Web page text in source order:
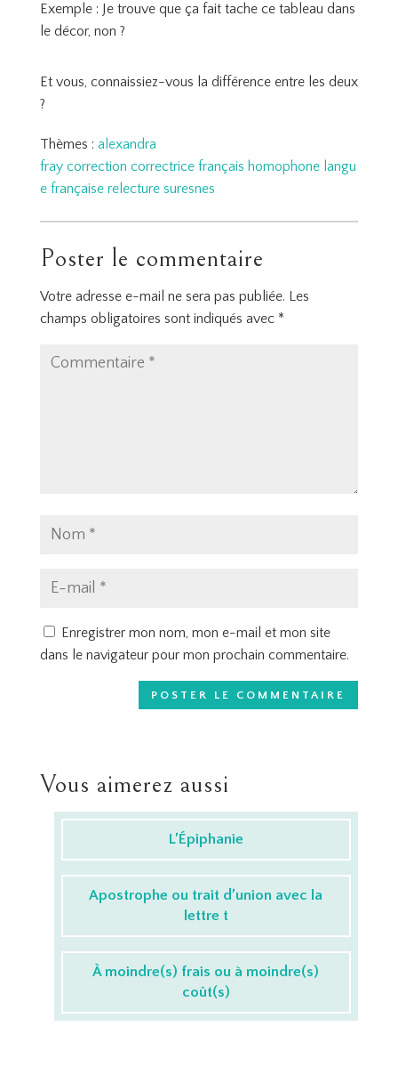
Exemple : Je trouve que ça fait tache ce tableau dans
le décor, non ?
Et vous, connaissiez-vous la différence entre les deux
?
Thèmes : alexandra
fray correction correctrice français homophone langu
e française relecture suresnes
Poster le commentaire
Votre adresse e-mail ne sera pas publiée. Les
champs obligatoires sont indiqués avec *
Enregistrer mon nom, mon e-mail et mon site
dans le navigateur pour mon prochain commentaire.
Vous aimerez aussi
L’Épiphanie
Apostrophe ou trait d’union avec la
lettre t
À moindre(s) frais ou à moindre(s)
coût(s)